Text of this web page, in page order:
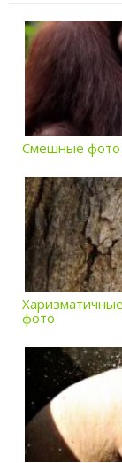
Смешные фото
фото